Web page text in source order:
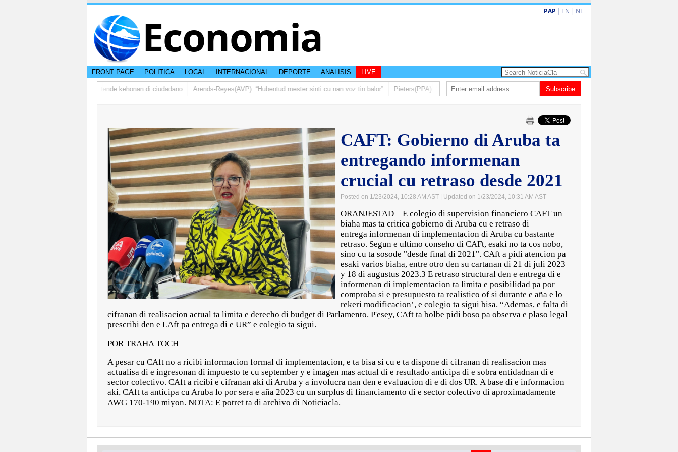
Economia PAP | EN | NL
FRONT PAGE POLITICA LOCAL INTERNACIONAL DEPORTE ANALISIS LIVE
ta bishita barionan pa atende kehonan di ciudadano Arends-Reyes(AVP): “Hubentud mester sinti cu nan voz tin balor” Pieters(PPA): Mas di un aña despues, polis ainda sin bodycam
Subscribe
CAFT: Gobierno di Aruba ta
entregando informenan
crucial cu retraso desde 2021
Posted on 1/23/2024, 10:28 AM AST | Updated on 1/23/2024, 10:31 AM AST
ORANJESTAD – E colegio di supervision financiero CAFT un
biaha mas ta critica gobierno di Aruba cu e retraso di
entrega informenan di implementacion di Aruba cu bastante
retraso. Segun e ultimo conseho di CAFt, esaki no ta cos nobo,
sino cu ta sosode "desde final di 2021". CAft a pidi atencion pa
esaki varios biaha, entre otro den su cartanan di 21 di juli 2023
y 18 di augustus 2023.3 E retraso structural den e entrega di e
informenan di implementacion ta limita e posibilidad pa por
comproba si e presupuesto ta realistico of si durante e aña e lo
rekeri modificacion’, e colegio ta sigui bisa. “Ademas, e falta di
cifranan di realisacion actual ta limita e derecho di budget di Parlamento. P'esey, CAft ta bolbe pidi boso pa observa e plaso legal
prescribi den e LAft pa entrega di e UR” e colegio ta sigui.
POR TRAHA TOCH
A pesar cu CAft no a ricibi informacion formal di implementacion, e ta bisa si cu e ta dispone di cifranan di realisacion mas
actualisa di e ingresonan di impuesto te cu september y e imagen mas actual di e resultado anticipa di e sobra entidadnan di e
sector colectivo. CAft a ricibi e cifranan aki di Aruba y a involucra nan den e evaluacion di e di dos UR. A base di e informacion
aki, CAft ta anticipa cu Aruba lo por sera e aña 2023 cu un surplus di financiamento di e sector colectivo di aproximadamente
AWG 170-190 miyon. NOTA: E potret ta di archivo di Noticiacla.